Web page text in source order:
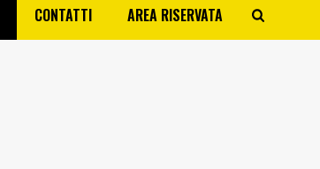
CONTATTI AREA RISERVATA